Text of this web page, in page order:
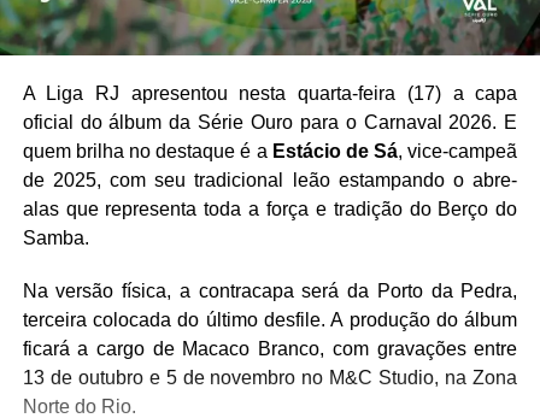
A Liga RJ apresentou nesta quarta-feira (17) a capa
oficial do álbum da Série Ouro para o Carnaval 2026. E
quem brilha no destaque é a Estácio de Sá, vice-campeã
de 2025, com seu tradicional leão estampando o abre-
alas que representa toda a força e tradição do Berço do
Samba.
Na versão física, a contracapa será da Porto da Pedra,
terceira colocada do último desfile. A produção do álbum
ficará a cargo de Macaco Branco, com gravações entre
13 de outubro e 5 de novembro no M&C Studio, na Zona
Norte do Rio.